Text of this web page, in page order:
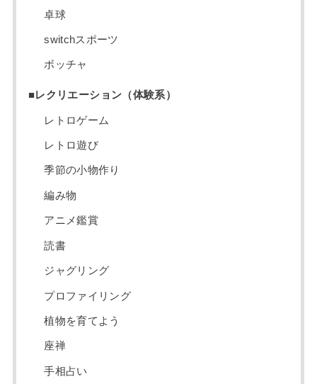
卓球
switchスポーツ
ボッチャ
■レクリエーション（体験系）
レトロゲーム
レトロ遊び
季節の小物作り
編み物
アニメ鑑賞
読書
ジャグリング
プロファイリング
植物を育てよう
座禅
手相占い